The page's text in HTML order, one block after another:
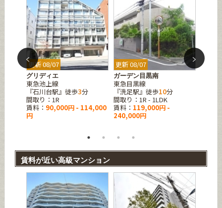
更新 08/07
グリディエ
東急池上線
『石川台駅』徒歩3分
間取り：1R
賃料： 90,000円 - 114,000
円
更新 08/07
ガーデン目黒南
東急目黒線
『洗足駅』徒歩10分
間取り：1R - 1LDK
賃料： 119,000円 -
240,000円
更新
賃料が近い高級マンション